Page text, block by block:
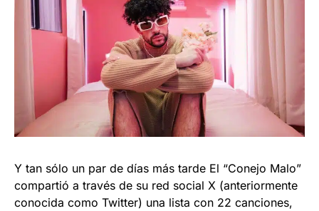
Y tan sólo un par de días más tarde El “Conejo Malo”
compartió a través de su red social X (anteriormente
conocida como Twitter) una lista con 22 canciones,